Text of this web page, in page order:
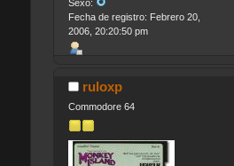
Sexo:
Fecha de registro: Febrero 20,
2006, 20:20:50 pm
ruloxp
Commodore 64